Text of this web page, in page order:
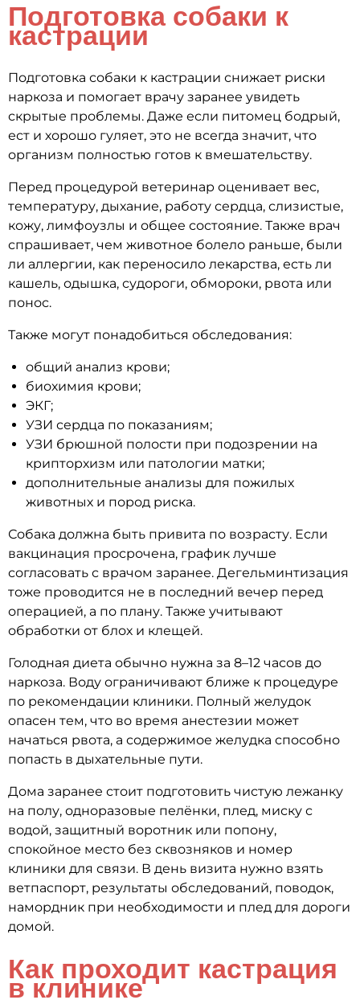
Подготовка собаки к
кастрации
Подготовка собаки к кастрации снижает риски
наркоза и помогает врачу заранее увидеть
скрытые проблемы. Даже если питомец бодрый,
ест и хорошо гуляет, это не всегда значит, что
организм полностью готов к вмешательству.
Перед процедурой ветеринар оценивает вес,
температуру, дыхание, работу сердца, слизистые,
кожу, лимфоузлы и общее состояние. Также врач
спрашивает, чем животное болело раньше, были
ли аллергии, как переносило лекарства, есть ли
кашель, одышка, судороги, обмороки, рвота или
понос.
Также могут понадобиться обследования:
общий анализ крови;
биохимия крови;
ЭКГ;
УЗИ сердца по показаниям;
УЗИ брюшной полости при подозрении на
крипторхизм или патологии матки;
дополнительные анализы для пожилых
животных и пород риска.
Собака должна быть привита по возрасту. Если
вакцинация просрочена, график лучше
согласовать с врачом заранее. Дегельминтизация
тоже проводится не в последний вечер перед
операцией, а по плану. Также учитывают
обработки от блох и клещей.
Голодная диета обычно нужна за 8–12 часов до
наркоза. Воду ограничивают ближе к процедуре
по рекомендации клиники. Полный желудок
опасен тем, что во время анестезии может
начаться рвота, а содержимое желудка способно
попасть в дыхательные пути.
Дома заранее стоит подготовить чистую лежанку
на полу, одноразовые пелёнки, плед, миску с
водой, защитный воротник или попону,
спокойное место без сквозняков и номер
клиники для связи. В день визита нужно взять
ветпаспорт, результаты обследований, поводок,
намордник при необходимости и плед для дороги
домой.
Как проходит кастрация
в клинике